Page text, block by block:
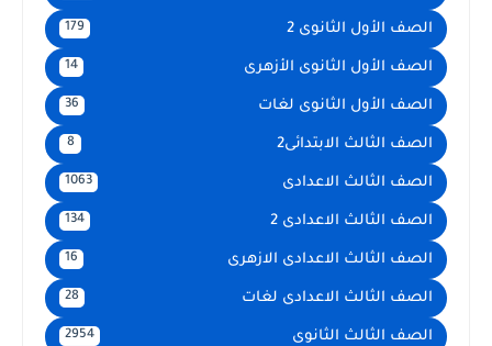
الصف الأول الثانوى 2 179
الصف الأول الثانوى الأزهرى 14
الصف الأول الثانوى لغات 36
الصف الثالث الابتدائى2 8
الصف الثالث الاعدادى 1063
الصف الثالث الاعدادى 2 134
الصف الثالث الاعدادى الازهرى 16
الصف الثالث الاعدادى لغات 28
الصف الثالث الثانوى 2954